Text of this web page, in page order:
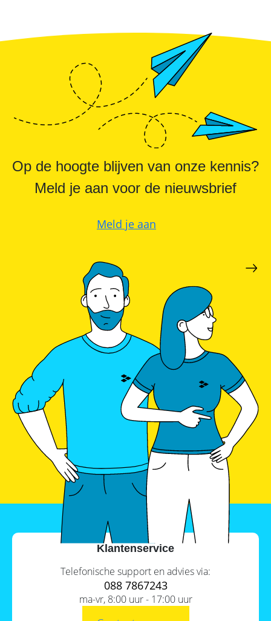
Inhoud
Op de hoogte blijven van onze kennis?
Meld je aan voor de nieuwsbrief
Meld je aan
Klantenservice
Telefonische support en advies via:
088 7867243
ma-vr, 8:00 uur - 17:00 uur